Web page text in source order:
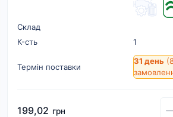
Склад
К-cть
1
Термін поставки
31 день
199,02 грн